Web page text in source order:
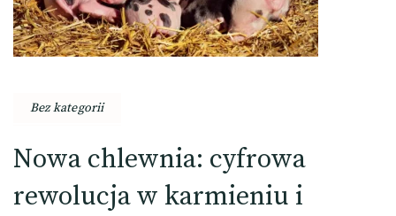
Bez kategorii
Nowa chlewnia: cyfrowa
rewolucja w karmieniu i